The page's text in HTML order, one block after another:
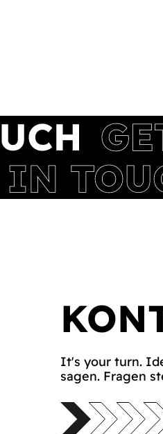
It's your turn.
sagen. Fragen